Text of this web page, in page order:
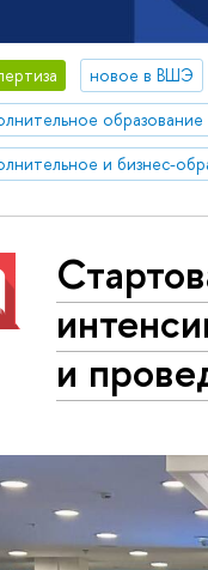
новое в ВШЭ
образование
и